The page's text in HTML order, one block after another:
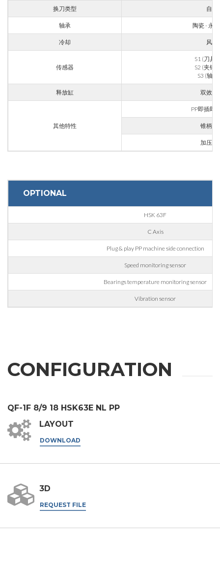
应用领域
金属加工
火车
航空 & 汽车
汽车
根据第196/03号法令、第679/2016号通用数据保护条例
营销授权
我在此同意按照隐私政策处理我的个人数据用于营销目
我同意
第三方授权
我特此授权将我的个人数据传递给第三方，包括集团内的公
司和/或集团外的外部第三方，例如行业运营商，用于其营
提交
换刀类型 自动
轴承 陶瓷 - 永
冷却 风扇
传感器
S1 (刀具
S2 (夹钳
S3 (轴
释放缸 双效气
其他特性
PP即插即
锥柄吹
加压迷
OPTIONAL
HSK 63F
C Axis
Plug & play PP machine side connection
Speed monitoring sensor
Bearings temperature monitoring sensor
Vibration sensor
CONFIGURATION
QF-1F 8/9 18 HSK63E NL PP
LAYOUT
DOWNLOAD
3D
REQUEST FILE